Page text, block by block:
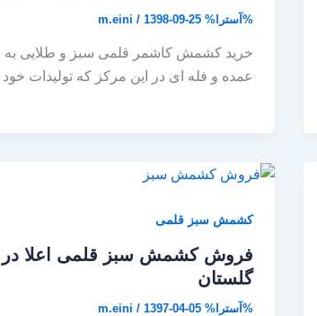
%آسترا% m.eini/1398-09-25
خرید کشمش کاشمر قلمی سبز و طلایی
عمده و فله ای در این مرکز که تولیدات خود
کشمش سبز قلمی
فروش کشمش سبز قلمی اعلا در
گلستان
%آسترا% m.eini/1397-04-05